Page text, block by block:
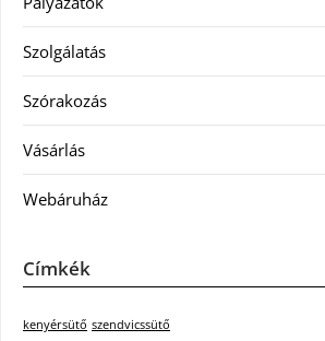
Szolgálatás
Szórakozás
Vásárlás
Webáruház
Címkék
kenyérsütő szendvicssütő